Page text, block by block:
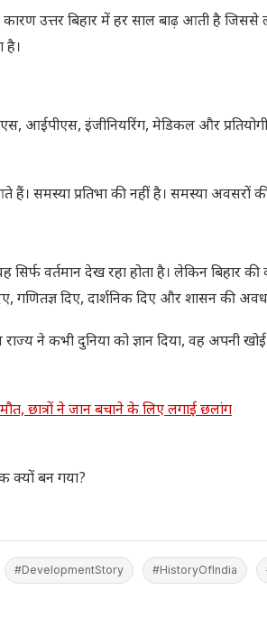
उत्तर बिहार में हर साल बाढ़ आती है जिससे
है।
इंजीनियरिंग, मेडिकल और प्रतियोगी
समस्या प्रतिभा की नहीं है। समस्या अवसरों
वर्तमान देख रहा होता है। लेकिन बिहार की
गणितज्ञ दिए, दार्शनिक दिए और शासन की
ने कभी दुनिया को ज्ञान दिया, वह अपनी
छात्रों ने जान बचाने के लिए लगाई छलांग
क्यों बन गया?
#DevelopmentStory #HistoryOfIndia